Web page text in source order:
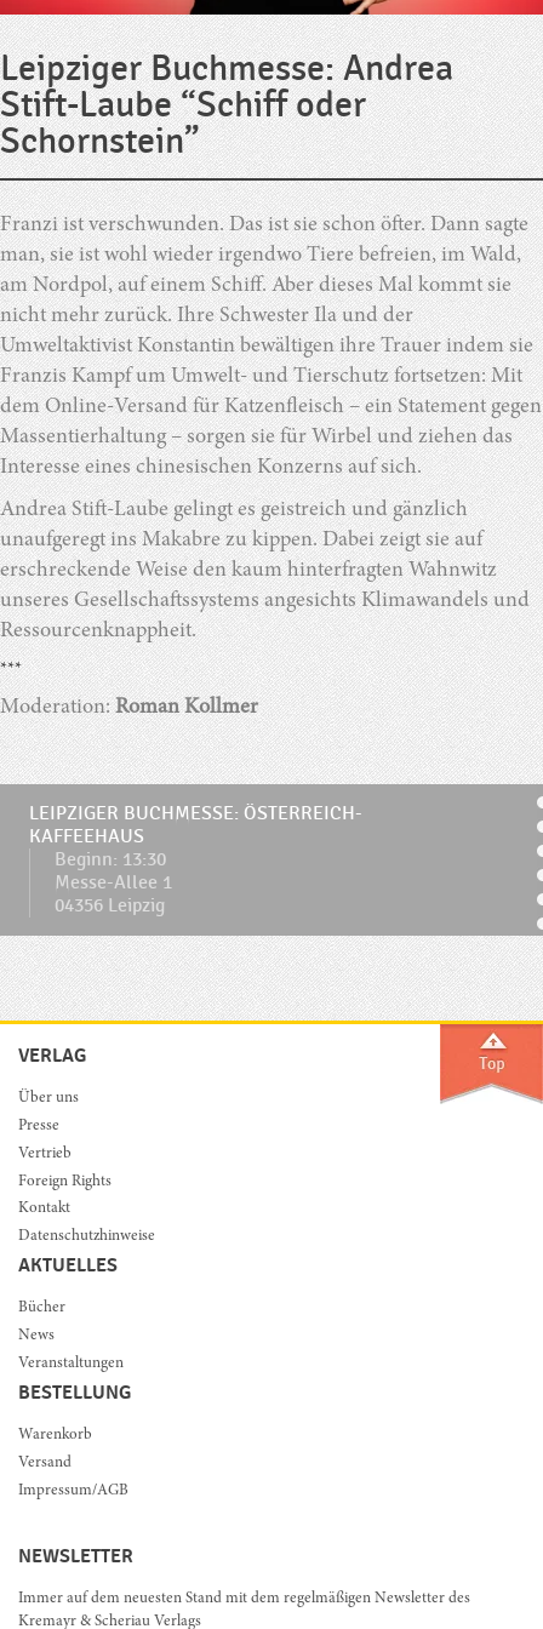
Leipziger Buchmesse: Andrea
Stift-Laube “Schiff oder
Schornstein”
Franzi ist verschwunden. Das ist sie schon öfter. Dann sagte
man, sie ist wohl wieder irgendwo Tiere befreien, im Wald,
am Nordpol, auf einem Schiff. Aber dieses Mal kommt sie
nicht mehr zurück. Ihre Schwester Ila und der
Umweltaktivist Konstantin bewältigen ihre Trauer indem sie
Franzis Kampf um Umwelt- und Tierschutz fortsetzen: Mit
dem Online-Versand für Katzenfleisch – ein Statement gegen
Massentierhaltung – sorgen sie für Wirbel und ziehen das
Interesse eines chinesischen Konzerns auf sich.
Andrea Stift-Laube gelingt es geistreich und gänzlich
unaufgeregt ins Makabre zu kippen. Dabei zeigt sie auf
erschreckende Weise den kaum hinterfragten Wahnwitz
unseres Gesellschaftssystems angesichts Klimawandels und
Ressourcenknappheit.
***
Moderation:Roman Kollmer
LEIPZIGER BUCHMESSE: ÖSTERREICH-
KAFFEEHAUS
Beginn: 13:30
Messe-Allee 1
04356 Leipzig
VERLAG
Über uns
Presse
Vertrieb
Foreign Rights
Kontakt
Datenschutzhinweise
AKTUELLES
Bücher
News
Veranstaltungen
BESTELLUNG
Warenkorb
Versand
Impressum/AGB
NEWSLETTER
Immer auf dem neuesten Stand mit dem regelmäßigen Newsletter des
Kremayr & Scheriau Verlags